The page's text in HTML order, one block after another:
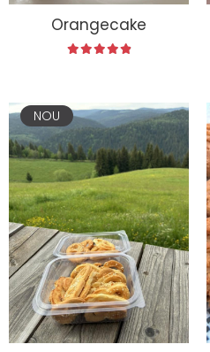
Orangecake
NOU